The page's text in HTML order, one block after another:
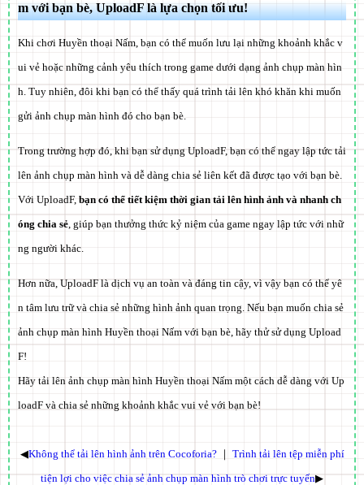
m với bạn bè, UploadF là lựa chọn tối ưu!
Khi chơi Huyền thoại Nấm, bạn có thể muốn lưu lại những khoảnh khắc v
ui vẻ hoặc những cảnh yêu thích trong game dưới dạng ảnh chụp màn hìn
h. Tuy nhiên, đôi khi bạn có thể thấy quá trình tải lên khó khăn khi muốn
gửi ảnh chụp màn hình đó cho bạn bè.
Trong trường hợp đó, khi bạn sử dụng UploadF, bạn có thể ngay lập tức tải
lên ảnh chụp màn hình và dễ dàng chia sẻ liên kết đã được tạo với bạn bè.
Với UploadF, bạn có thể tiết kiệm thời gian tải lên hình ảnh và nhanh ch
óng chia sẻ, giúp bạn thưởng thức kỷ niệm của game ngay lập tức với nhữ
ng người khác.
Hơn nữa, UploadF là dịch vụ an toàn và đáng tin cậy, vì vậy bạn có thể yê
n tâm lưu trữ và chia sẻ những hình ảnh quan trọng. Nếu bạn muốn chia sẻ
ảnh chụp màn hình Huyền thoại Nấm với bạn bè, hãy thử sử dụng Upload
F!
Hãy tải lên ảnh chụp màn hình Huyền thoại Nấm một cách dễ dàng với Up
loadF và chia sẻ những khoảnh khắc vui vẻ với bạn bè!
◀Không thể tải lên hình ảnh trên Cocoforia?｜ Trình tải lên tệp miễn phí
tiện lợi cho việc chia sẻ ảnh chụp màn hình trò chơi trực tuyến▶